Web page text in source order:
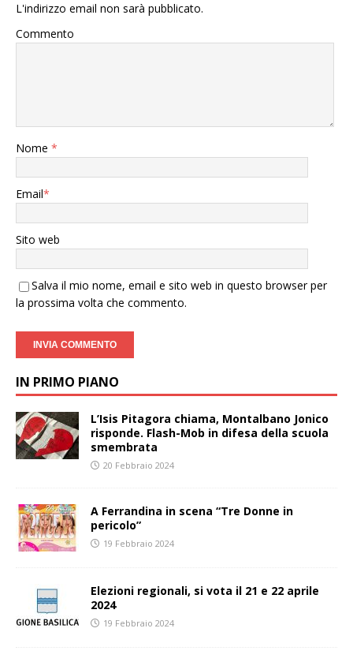
L'indirizzo email non sarà pubblicato.
Commento
Nome *
Email*
Sito web
Salva il mio nome, email e sito web in questo browser per
la prossima volta che commento.
IN PRIMO PIANO
L’Isis Pitagora chiama, Montalbano Jonico
risponde. Flash-Mob in difesa della scuola
smembrata
20 Febbraio 2024
A Ferrandina in scena “Tre Donne in
pericolo”
19 Febbraio 2024
Elezioni regionali, si vota il 21 e 22 aprile
2024
19 Febbraio 2024